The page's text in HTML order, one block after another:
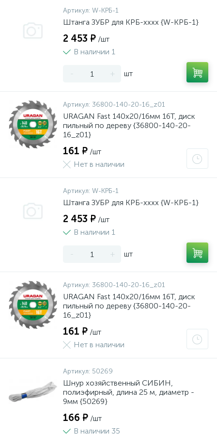
Артикул: W-КРБ-1
Штанга ЗУБР для КРБ-хххх {W-КРБ-1}
2 453 ₽ /шт
В наличии 1
- + шт
Артикул: 36800-140-20-16_z01
URAGAN Fast 140x20/16мм 16Т, диск
пильный по дереву {36800-140-20-
16_z01}
161 ₽ /шт
Нет в наличии
Артикул: W-КРБ-1
Штанга ЗУБР для КРБ-хххх {W-КРБ-1}
2 453 ₽ /шт
В наличии 1
- + шт
Артикул: 36800-140-20-16_z01
URAGAN Fast 140x20/16мм 16Т, диск
пильный по дереву {36800-140-20-
16_z01}
161 ₽ /шт
Нет в наличии
Артикул: 50269
Шнур хозяйственный СИБИН,
полиэфирный, длина 25 м, диаметр -
9мм {50269}
166 ₽ /шт
В наличии 35